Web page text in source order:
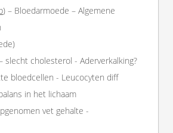
) – Bloedarmoede – Algemene
slecht cholesterol - Aderverkalking?
bloedcellen - Leucocyten diff
in het lichaam
vet gehalte -